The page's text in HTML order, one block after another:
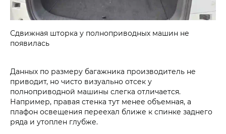
Сдвижная шторка у полноприводных машин не
появилась
Данных по размеру багажника производитель не
приводит, но чисто визуально отсек у
полноприводной машины слегка отличается.
Например, правая стенка тут менее объемная, а
плафон освещения переехал ближе к спинке заднего
ряда и утоплен глубже.